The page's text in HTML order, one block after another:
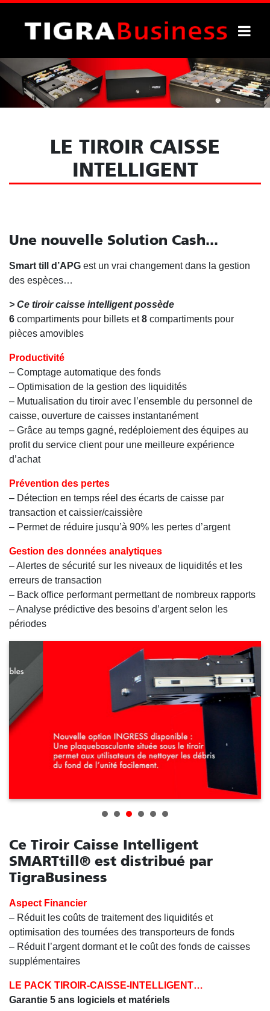
LE TIROIR CAISSE
INTELLIGENT
Une nouvelle Solution Cash...
Smart till d’APG est un vrai changement dans la gestion
des espèces…
> Ce tiroir caisse intelligent possède
6 compartiments pour billets et8 compartiments pour
pièces amovibles
Productivité
– Comptage automatique des fonds
– Optimisation de la gestion des liquidités
– Mutualisation du tiroir avec l’ensemble du personnel de
caisse, ouverture de caisses instantanément
– Grâce au temps gagné, redéploiement des équipes au
profit du service client pour une meilleure expérience
d’achat
Prévention des pertes
– Détection en temps réel des écarts de caisse par
transaction et caissier/caissière
– Permet de réduire jusqu’à 90% les pertes d’argent
Gestion des données analytiques
– Alertes de sécurité sur les niveaux de liquidités et les
erreurs de transaction
– Back office performant permettant de nombreux rapports
– Analyse prédictive des besoins d’argent selon les
périodes
Ce Tiroir Caisse Intelligent
SMARTtill® est distribué par
TigraBusiness
Aspect Financier
– Réduit les coûts de traitement des liquidités et
optimisation des tournées des transporteurs de fonds
– Réduit l’argent dormant et le coût des fonds de caisses
supplémentaires
LE PACK TIROIR-CAISSE-INTELLIGENT…
Garantie 5 ans logiciels et matériels